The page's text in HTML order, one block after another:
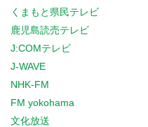
くまもと県民テレビ
鹿児島読売テレビ
J:COMテレビ
J-WAVE
NHK-FM
FM yokohama
文化放送